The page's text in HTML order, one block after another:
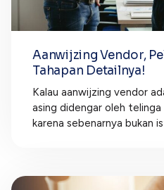
Aanwijzing Vendor,
Tahapan Detailnya!
Kalau aanwijzing vendor
asing didengar oleh
karena sebenarnya bukan